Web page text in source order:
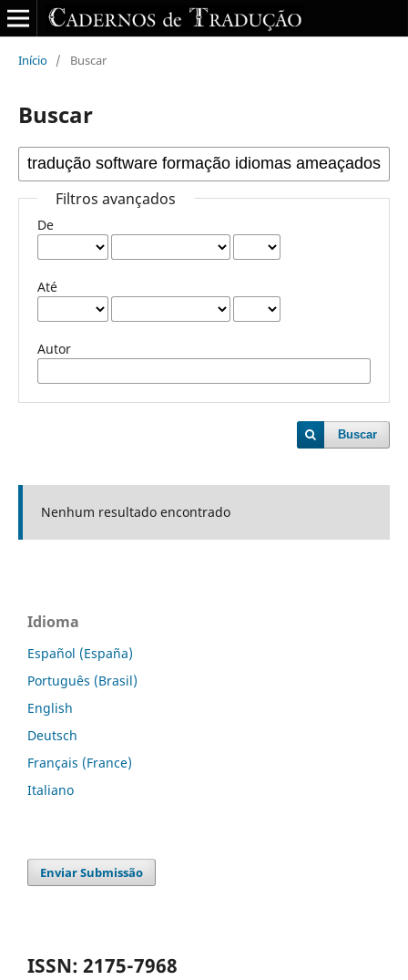
Início / Buscar
Buscar
Filtros avançados
De
Até
Autor
Buscar
Nenhum resultado encontrado
Idioma
Español (España)
Português (Brasil)
English
Deutsch
Français (France)
Italiano
Enviar Submissão
ISSN: 2175-7968